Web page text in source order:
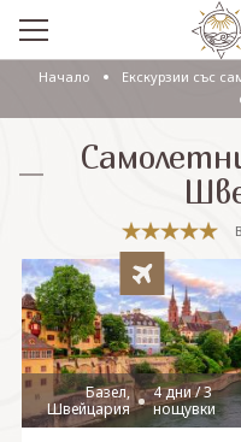
EКСКУРЗИИ СЪС
ЕКСКУРЗИИ С АВТОБУС
САМОЛЕТНИ ПОЧИВКИ
ПОЧИВКИ С АВТОБУС
ПРАЗНИЦИ
ЕКЗОТИКА
Начало Eкскурзии със
Базел,
Швейцария
4 дни / 3
нощувки